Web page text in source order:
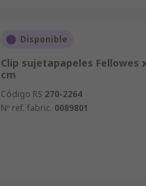
Disponible
Clip sujetapapeles Fellowes
cm
Código RS 270-2264
Nº ref. fabric. 0089801